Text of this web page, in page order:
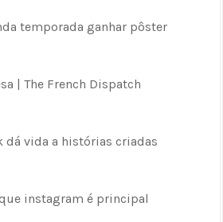
temporada ganhar pôster
| The French Dispatch
dá vida a histórias criadas
instagram é principal